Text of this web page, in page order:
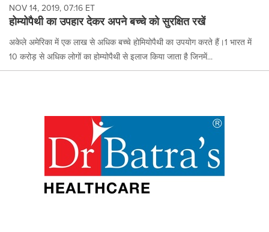
NOV 14, 2019, 07:16 ET
होम्योपैथी का उपहार देकर अपने बच्चे को सुरक्षित रखें
अकेले अमेरिका में एक लाख से अधिक बच्चे होमियोपैथी का उपयोग करते हैं।1 भारत में
10 करोड़ से अधिक लोगों का होम्योपैथी से इलाज किया जाता है जिनमें...